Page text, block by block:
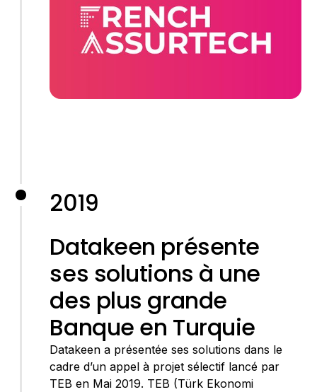
2019
Datakeen présente
ses solutions à une
des plus grande
Banque en Turquie
Datakeen a présentée ses solutions dans le
cadre d’un appel à projet sélectif lancé par
TEB en Mai 2019. TEB (Türk Ekonomi